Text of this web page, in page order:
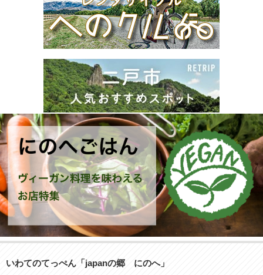
いわてのてっぺん「japanの郷 にのへ」